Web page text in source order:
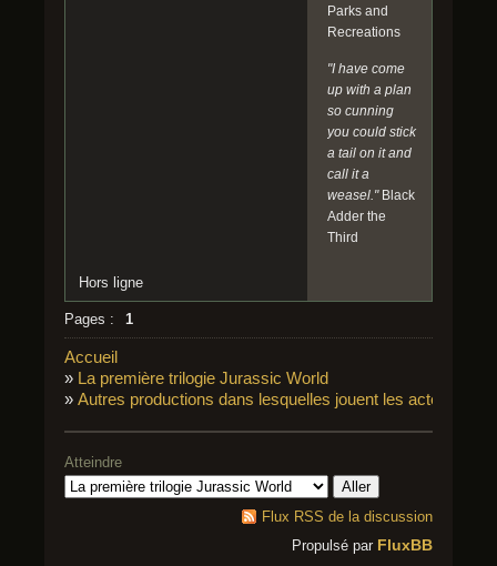
Parks and
Recreations
"I have come
up with a plan
so cunning
you could stick
a tail on it and
call it a
weasel."Black
Adder the
Third
Hors ligne
Pages : 1
Accueil
» La première trilogie Jurassic World
» Autres productions dans lesquelles jouent les acteurs
Atteindre
Flux RSS de la discussion
Propulsé par FluxBB